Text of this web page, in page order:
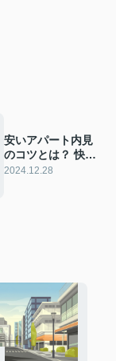
安いアパート内見
のコツとは？ 快適
な物件選びのポイ
2024.12.28